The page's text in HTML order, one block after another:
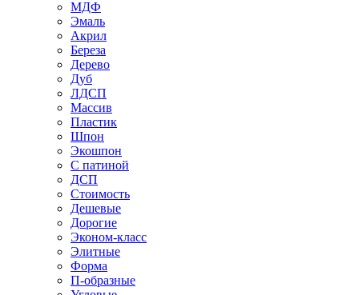
МДФ
Эмаль
Акрил
Береза
Дерево
Дуб
ЛДСП
Массив
Пластик
Шпон
Экошпон
С патиной
ДСП
Стоимость
Дешевые
Дорогие
Эконом-класс
Элитные
Форма
П-образные